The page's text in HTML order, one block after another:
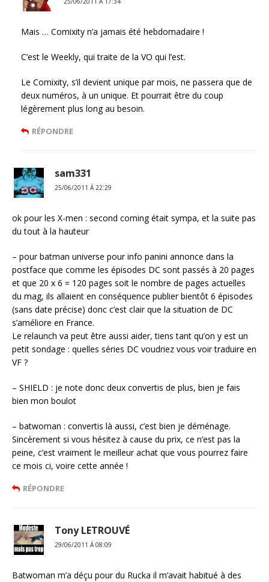
Mais … Comixity n’a jamais été hebdomadaire !
C’est le Weekly, qui traite de la VO qui l’est.
Le Comixity, s’il devient unique par mois, ne passera que de
deux numéros, à un unique. Et pourrait être du coup
légèrement plus long au besoin.
RÉPONDRE
sam331
25/06/2011 Á 22:29
ok pour les X-men : second coming était sympa, et la suite pas
du tout à la hauteur
– pour batman universe pour info panini annonce dans la
postface que comme les épisodes DC sont passés à 20 pages
et que 20 x 6 = 120 pages soit le nombre de pages actuelles
du mag, ils allaient en conséquence publier bientôt 6 épisodes
(sans date précise) donc c’est clair que la situation de DC
s’améliore en France.
Le relaunch va peut être aussi aider, tiens tant qu’on y est un
petit sondage : quelles séries DC voudriez vous voir traduire en
VF ?
– SHIELD : je note donc deux convertis de plus, bien je fais
bien mon boulot
– batwoman : convertis là aussi, c’est bien je déménage.
Sincèrement si vous hésitez à cause du prix, ce n’est pas la
peine, c’est vraiment le meilleur achat que vous pourrez faire
ce mois ci, voire cette année !
RÉPONDRE
Tony LETROUVÉ
29/06/2011 Á 08:09
Batwoman m’a déçu pour du Rucka il m’avait habitué à des